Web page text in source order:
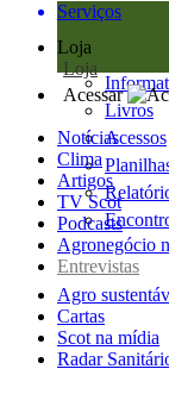
Serviços
Loja
Loja
Livros
Acessos
Acessar
Notícias
Clima
Artigos
TV Scot
Podcasts
Agronegócio
Entrevistas
Agro
Cartas
Scot na mídia
Radar